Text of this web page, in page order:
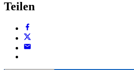
Teilen